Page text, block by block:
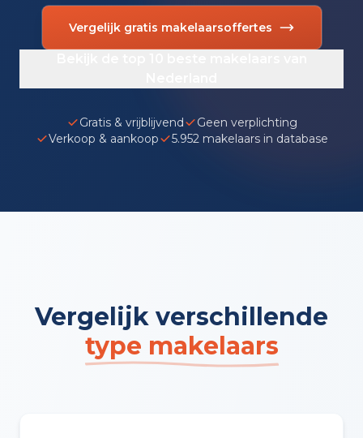
Vergelijk gratis makelaarsoffertes
Gratis & vrijblijvend
Geen verplichting
Verkoop & aankoop
5.952 makelaars in database
Vergelijk verschillende
type makelaars